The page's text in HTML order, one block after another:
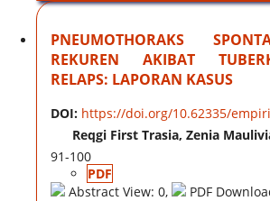
PNEUMOTHORAKS
REKUREN AKIBAT
RELAPS: LAPORAN KASUS
DOI: https://doi.org/10.62335/
Reqgi First Trasia, Zenia
91-100
PDF
Abstract View: 0,
PDF